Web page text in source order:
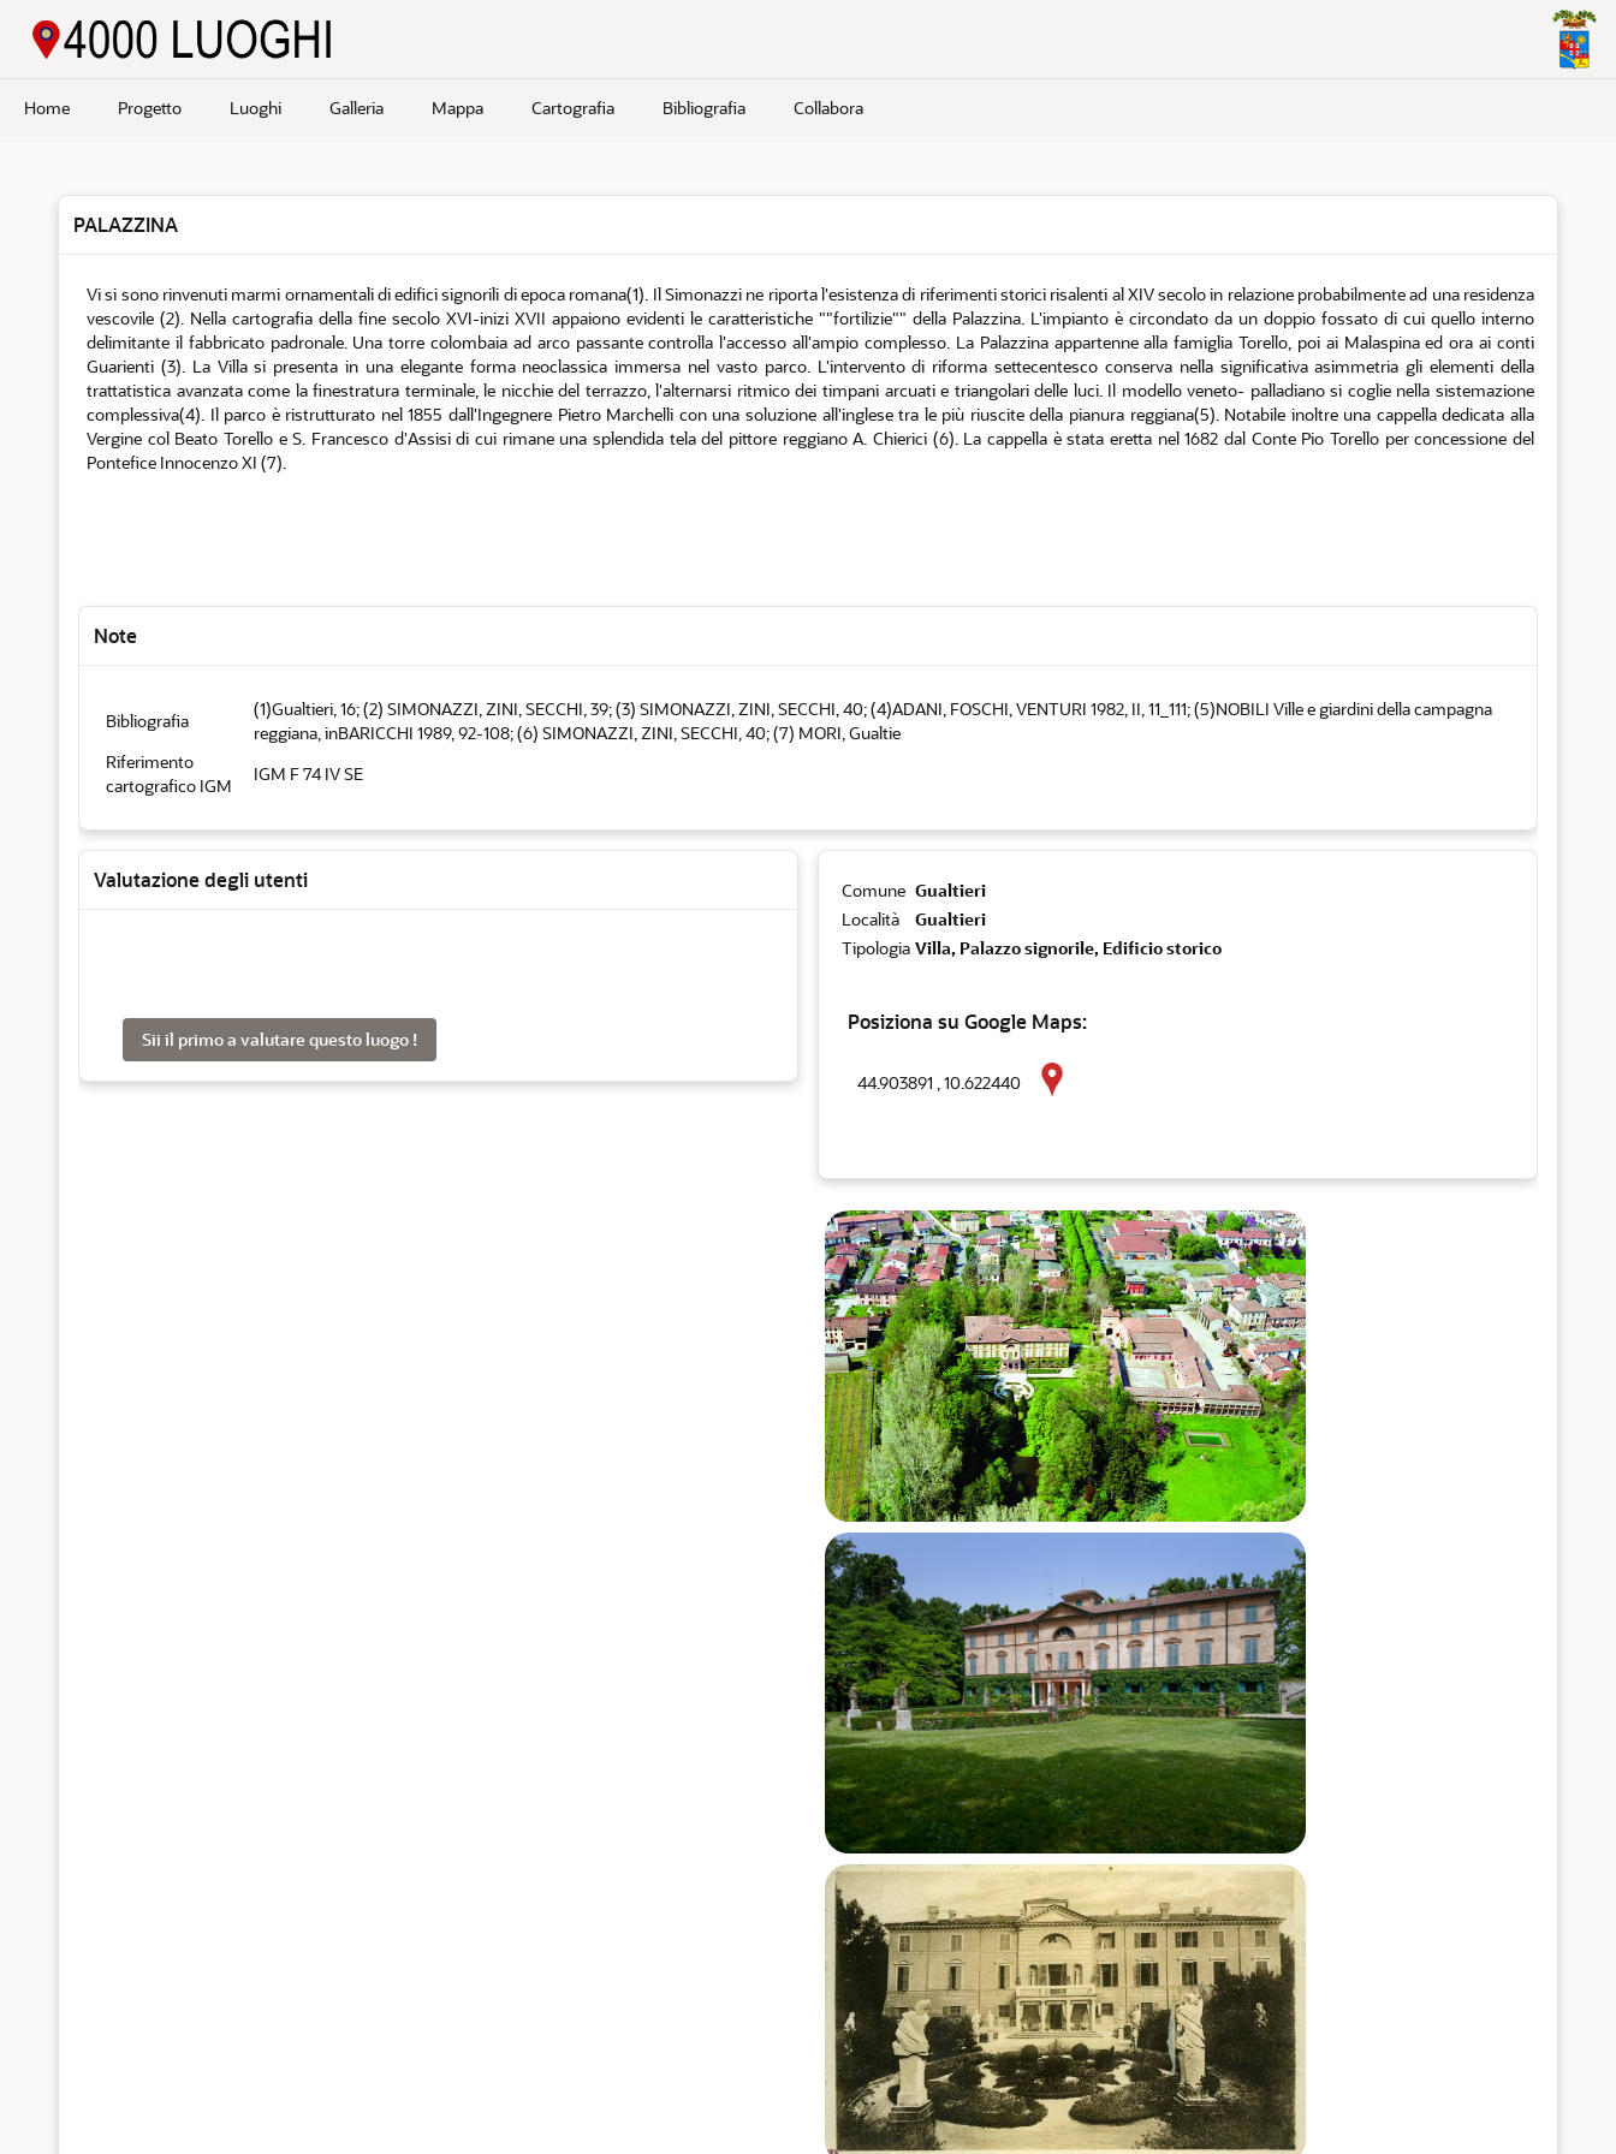
Home Progetto Luoghi Galleria Mappa Cartografia Bibliografia Collabora
PALAZZINA
Vi si sono rinvenuti marmi ornamentali di edifici signorili di epoca romana(1). Il Simonazzi ne riporta l'esistenza di riferimenti storici risalenti al XIV secolo in relazione probabilmente ad una residenza
vescovile (2). Nella cartografia della fine secolo XVI-inizi XVII appaiono evidenti le caratteristiche ""fortilizie"" della Palazzina. L'impianto è circondato da un doppio fossato di cui quello interno
delimitante il fabbricato padronale. Una torre colombaia ad arco passante controlla l'accesso all'ampio complesso. La Palazzina appartenne alla famiglia Torello, poi ai Malaspina ed ora ai conti
Guarienti (3). La Villa si presenta in una elegante forma neoclassica immersa nel vasto parco. L'intervento di riforma settecentesco conserva nella significativa asimmetria gli elementi della
trattatistica avanzata come la finestratura terminale, le nicchie del terrazzo, l'alternarsi ritmico dei timpani arcuati e triangolari delle luci. Il modello veneto- palladiano si coglie nella sistemazione
complessiva(4). Il parco è ristrutturato nel 1855 dall'Ingegnere Pietro Marchelli con una soluzione all'inglese tra le più riuscite della pianura reggiana(5). Notabile inoltre una cappella dedicata alla
Vergine col Beato Torello e S. Francesco d'Assisi di cui rimane una splendida tela del pittore reggiano A. Chierici (6). La cappella è stata eretta nel 1682 dal Conte Pio Torello per concessione del
Pontefice Innocenzo XI (7).
Note
Bibliografia
(1)Gualtieri, 16; (2) SIMONAZZI, ZINI, SECCHI, 39; (3) SIMONAZZI, ZINI, SECCHI, 40; (4)ADANI, FOSCHI, VENTURI 1982, II, 11_111; (5)NOBILI Ville e giardini della campagna
reggiana, inBARICCHI 1989, 92-108; (6) SIMONAZZI, ZINI, SECCHI, 40; (7) MORI, Gualtie
Riferimento
cartografico IGM
IGM F 74 IV SE
Valutazione degli utenti
Sii il primo a valutare questo luogo !
Comune Gualtieri
Località
Gualtieri
Tipologia Villa, Palazzo signorile, Edificio storico
Posiziona su Google Maps:
44.903891 , 10.622440